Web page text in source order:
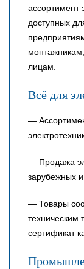
ассортимент
доступных
лицам.
Всё для
—
— Продажа
зарубежных
— Товары
техническим
сертификат